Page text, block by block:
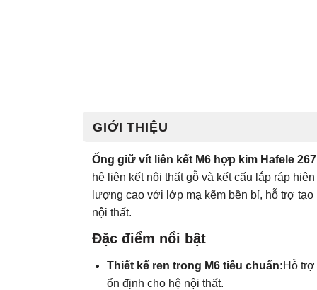
GIỚI THIỆU
Ống giữ vít liên kết M6 hợp kim Hafele
hệ liên kết nội thất gỗ và kết cấu lắp ráp
lượng cao với lớp mạ kẽm bền bỉ, hỗ trợ
nội thất.
Đặc điểm nổi bật
Thiết kế ren trong M6 tiêu chuẩn:Hỗ
ổn định cho hệ nội thất.